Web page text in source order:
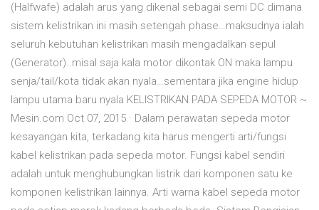
(Halfwafe) adalah arus yang dikenal sebagai semi DC dimana
sistem kelistrikan ini masih setengah phase…maksudnya ialah
seluruh kebutuhan kelistrikan masih mengadalkan sepul
(Generator)..misal saja kala motor dikontak ON maka lampu
senja/tail/kota tidak akan nyala…sementara jika engine hidup
lampu utama baru nyala KELISTRIKAN PADA SEPEDA MOTOR ~
Mesin.com Oct 07, 2015 · Dalam perawatan sepeda motor
kesayangan kita, terkadang kita harus mengerti arti/fungsi
kabel kelistrikan pada sepeda motor. Fungsi kabel sendiri
adalah untuk menghubungkan listrik dari komponen satu ke
komponen kelistrikan lainnya. Arti warna kabel sepeda motor